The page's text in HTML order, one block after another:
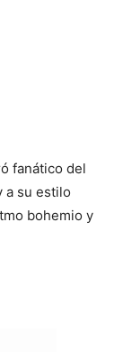
fanático del
a su estilo
bohemio y